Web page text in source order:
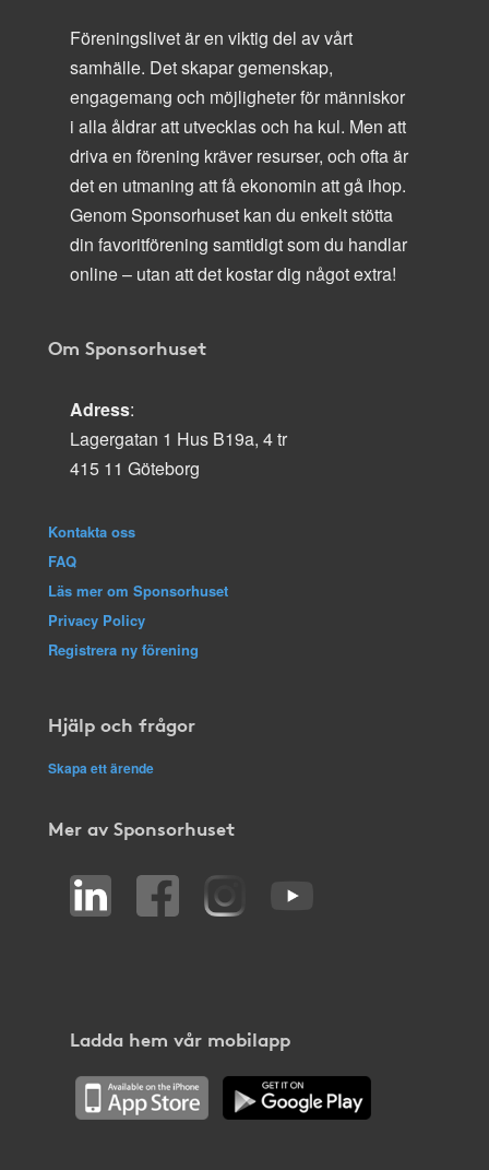
Föreningslivet är en viktig del av vårt
samhälle. Det skapar gemenskap,
engagemang och möjligheter för människor
i alla åldrar att utvecklas och ha kul. Men att
driva en förening kräver resurser, och ofta är
det en utmaning att få ekonomin att gå ihop.
Genom Sponsorhuset kan du enkelt stötta
din favoritförening samtidigt som du handlar
online – utan att det kostar dig något extra!
Om Sponsorhuset
Adress:
Lagergatan 1 Hus B19a, 4 tr
415 11 Göteborg
Kontakta oss
FAQ
Läs mer om Sponsorhuset
Privacy Policy
Registrera ny förening
Hjälp och frågor
Skapa ett ärende
Mer av Sponsorhuset
Ladda hem vår mobilapp